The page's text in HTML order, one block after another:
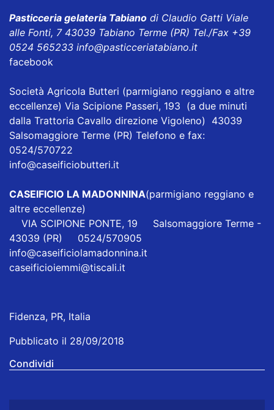
Pasticceria gelateria Tabiano di Claudio Gatti Viale
alle Fonti, 7 43039 Tabiano Terme (PR) Tel./Fax +39
0524 565233 info@pasticceriatabiano.it
facebook
Società Agricola Butteri (parmigiano reggiano e altre
eccellenze) Via Scipione Passeri, 193 (a due minuti
dalla Trattoria Cavallo direzione Vigoleno) 43039
Salsomaggiore Terme (PR) Telefono e fax:
0524/570722
info@caseificiobutteri.it
CASEIFICIO LA MADONNINA(parmigiano reggiano e
altre eccellenze)
VIA SCIPIONE PONTE, 19 Salsomaggiore Terme -
43039 (PR) 0524/570905
info@caseificiolamadonnina.it
caseificioiemmi@tiscali.it
Fidenza, PR, Italia
Pubblicato il 28/09/2018
Condividi